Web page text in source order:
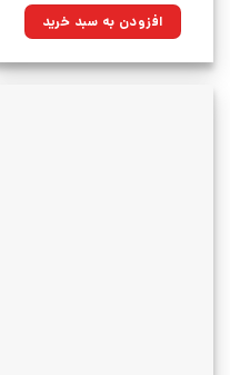
۹۹۸,۰۰۰تومان
بود.
۷۱۳,۵۷۰تومان.افزودن به سبد خرید